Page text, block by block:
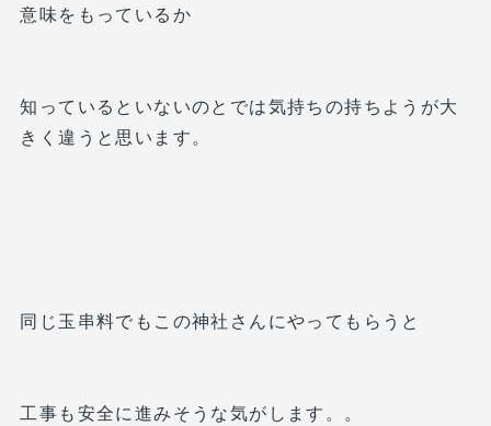
意味をもっているか
知っているといないのとでは気持ちの持ちようが大
きく違うと思います。
同じ玉串料でもこの神社さんにやってもらうと
工事も安全に進みそうな気がします。。